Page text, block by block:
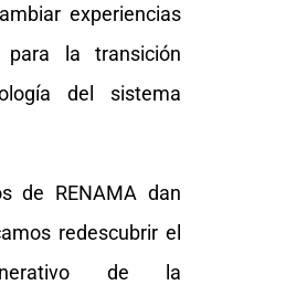
experiencias
para la transición
del sistema
de RENAMA dan
redescubrir el
de la